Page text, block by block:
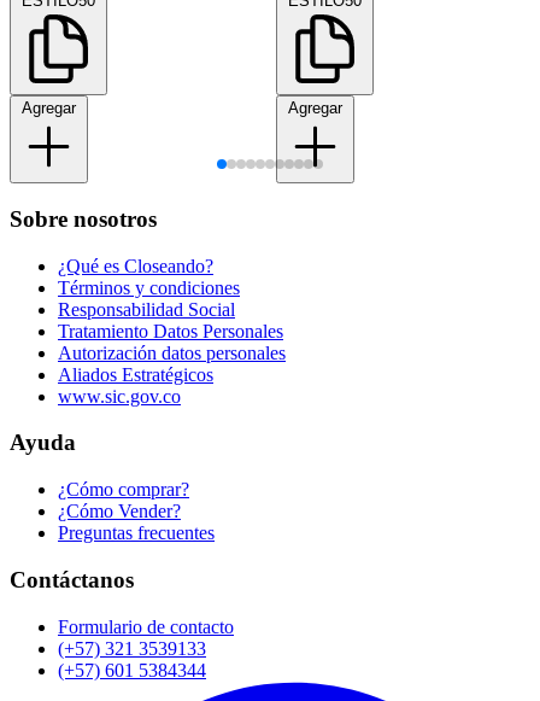
Agregar Agregar
Sobre nosotros
¿Qué es Closeando?
Términos y condiciones
Responsabilidad Social
Tratamiento Datos Personales
Autorización datos personales
Aliados Estratégicos
www.sic.gov.co
Ayuda
¿Cómo comprar?
¿Cómo Vender?
Preguntas frecuentes
Contáctanos
Formulario de contacto
(+57) 321 3539133
(+57) 601 5384344